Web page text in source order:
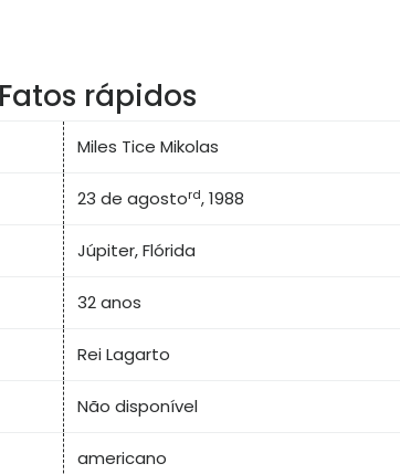
rápidos
Miles Tice Mikolas
23 de agostord, 1988
Júpiter, Flórida
32 anos
Rei Lagarto
Não disponível
americano